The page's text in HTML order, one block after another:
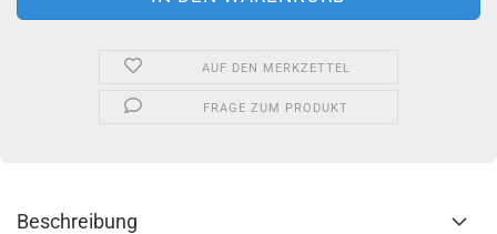
AUF DEN MERKZETTEL
FRAGE ZUM PRODUKT
Beschreibung